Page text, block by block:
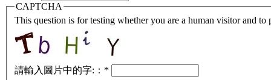
CAPTCHA
This question is for testing whether you are a human visitor and to
請輸入圖片中的字:： *